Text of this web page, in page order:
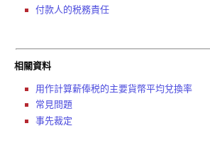
付款人的税務責任
相關資料
用作計算薪俸税的主要貨幣平均兌換率
常見問題
事先裁定